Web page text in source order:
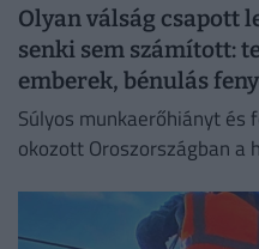
Olyan válság csapott
senki sem számított:
emberek, bénulás
Súlyos munkaerőhiányt
okozott Oroszországban a